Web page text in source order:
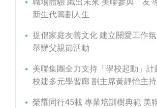
職場體驗 織出未來 美聯參與「友‧
新生代籌劃人生
提倡家庭友善文化 建立關愛工作
舉辦父親節活動
美聯集團全力支持「學校起動」計
校建多元學習廊 副主席黃靜怡主
榮耀同行45載 專業培訓樹典範 美